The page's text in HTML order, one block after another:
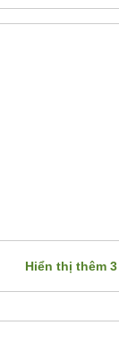
Hiển thị thêm 3